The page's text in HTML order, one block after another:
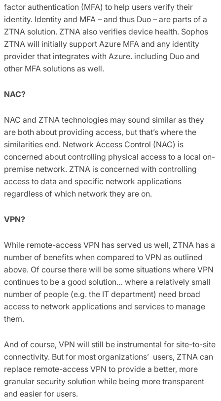
factor authentication (MFA) to help users verify their
identity. Identity and MFA – and thus Duo – are parts of a
ZTNA solution. ZTNA also verifies device health. Sophos
ZTNA will initially support Azure MFA and any identity
provider that integrates with Azure. including Duo and
other MFA solutions as well.
NAC?
NAC and ZTNA technologies may sound similar as they
are both about providing access, but that’s where the
similarities end. Network Access Control (NAC) is
concerned about controlling physical access to a local on-
premise network. ZTNA is concerned with controlling
access to data and specific network applications
regardless of which network they are on.
VPN?
While remote-access VPN has served us well, ZTNA has a
number of benefits when compared to VPN as outlined
above. Of course there will be some situations where VPN
continues to be a good solution… where a relatively small
number of people (e.g. the IT department) need broad
access to network applications and services to manage
them.
And of course, VPN will still be instrumental for site-to-site
connectivity. But for most organizations’ users, ZTNA can
replace remote-access VPN to provide a better, more
granular security solution while being more transparent
and easier for users.